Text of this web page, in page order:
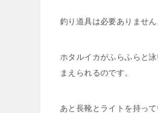
釣り道具は必要ありませ
ホタルイカがふらふらと
まえられるのです。
あと長靴とライトを持っ